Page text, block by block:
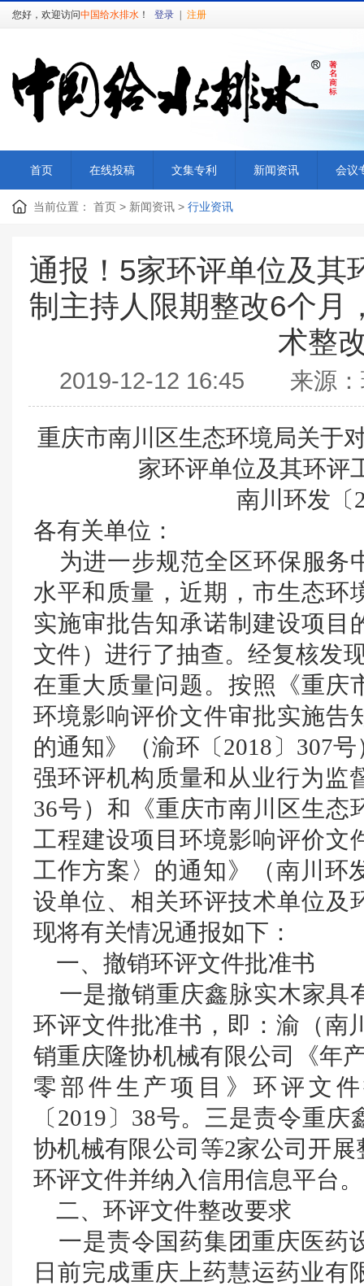
您好，欢迎访问中国给水排水 ！ 登录 注册
首页 在线投稿 文集专利 新闻资讯 会议
当前位置： 首页 > 新闻资讯 > 行业资讯
通报！5家环评单位及其
制主持人限期整改6个月
术整
2019-12-12 16:45 来
重庆市南川区生态环境局关于
家环评单位及其环评
南川环发〔
各有关单位：
为进一步规范全区环保服务
水平和质量，近期，市生态环
实施审批告知承诺制建设项目
文件）进行了抽查。经复核发
在重大质量问题。按照《重庆
环境影响评价文件审批实施告
的通知》（渝环〔2018〕307
强环评机构质量和从业行为监
36号）和《重庆市南川区生态
工程建设项目环境影响评价文
工作方案〉的通知》（南川环
设单位、相关环评技术单位及
现将有关情况通报如下：
一、撤销环评文件批准书
一是撤销重庆鑫脉实木家具
环评文件批准书，即：渝（南
销重庆隆协机械有限公司《年
零部件生产项目》环评文
〔2019〕38号。三是责令重
协机械有限公司等2家公司开
环评文件并纳入信用信息平台。
二、环评文件整改要求
一是责令国药集团重庆医药
日前完成重庆上药慧运药业有